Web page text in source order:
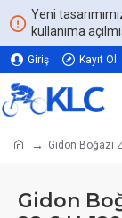
Yeni
kullanıma
Giriş Kayıt Ol
Gidon Boğazı
Gidon